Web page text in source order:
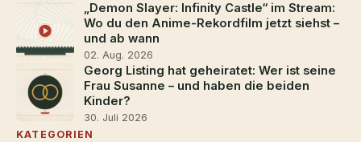
„Demon Slayer: Infinity Castle“ im Stream:
Wo du den Anime-Rekordfilm jetzt siehst –
und ab wann
02. Aug. 2026
Georg Listing hat geheiratet: Wer ist seine
Frau Susanne – und haben die beiden
Kinder?
30. Juli 2026
KATEGORIEN